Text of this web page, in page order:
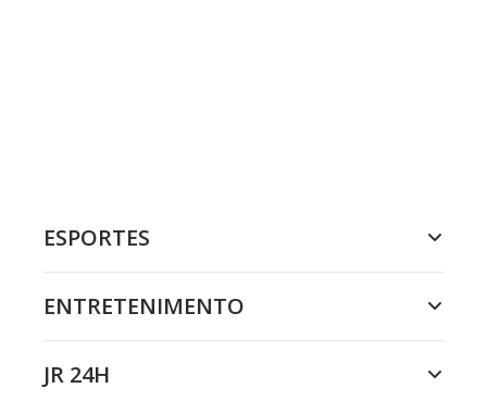
ESPORTES
ENTRETENIMENTO
JR 24H